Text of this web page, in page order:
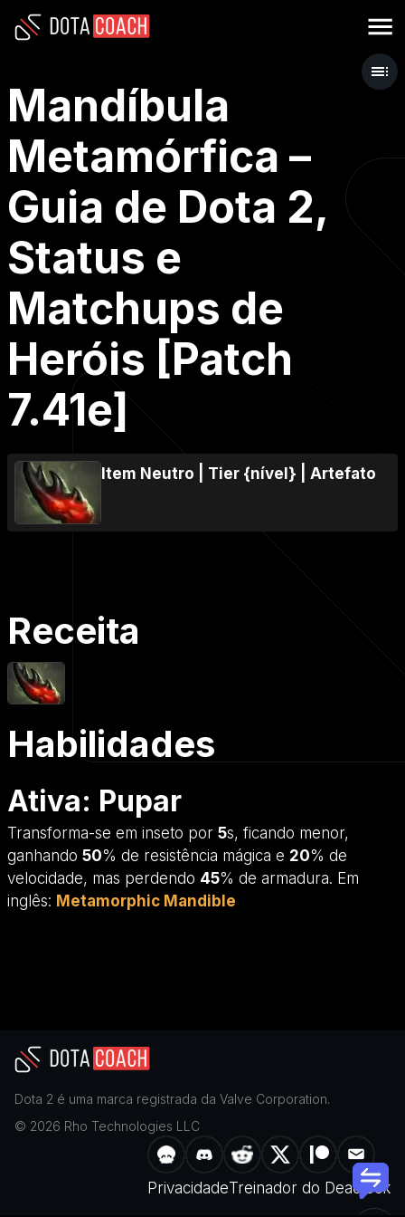
Mandíbula
Metamórfica –
Guia de Dota 2,
Status e
Matchups de
Heróis [Patch
7.41e]
Item Neutro Tier {nível} Artefato
Receita
Habilidades
Ativa: Pupar
Transforma-se em inseto por 5s, ficando menor,
ganhando 50% de resistência mágica e 20% de
velocidade, mas perdendo 45% de armadura. Em
inglês: Metamorphic Mandible
Dota 2 é uma marca registrada da Valve Corporation.
© 2026 Rho Technologies LLC
PrivacidadeTreinador do Deadlock